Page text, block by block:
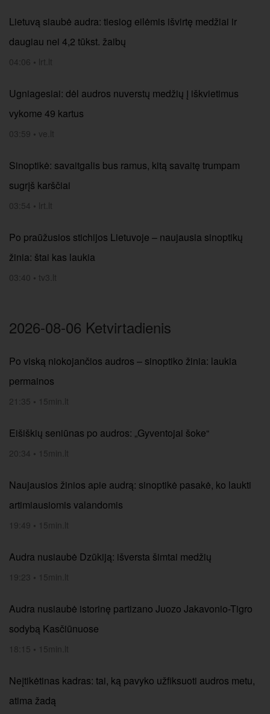
Lietuvą siaubė audra: tiesiog eilėmis išvirtę medžiai ir
daugiau nei 4,2 tūkst. žaibų
04:06 • lrt.lt
Ugniagesiai: dėl audros nuverstų medžių į iškvietimus
vykome 49 kartus
03:59 • ve.lt
Sinoptikė: savaitgalis bus ramus, kitą savaitę trumpam
sugrįš karščiai
03:54 • lrt.lt
Po praūžusios stichijos Lietuvoje – naujausia sinoptikų
žinia: štai kas laukia
03:40 • tv3.lt
2026-08-06 Ketvirtadienis
Po viską niokojančios audros – sinoptiko žinia: laukia
permainos
21:35 • 15min.lt
Eišiškių seniūnas po audros: „Gyventojai šoke“
20:34 • 15min.lt
Naujausios žinios apie audrą: sinoptikė pasakė, ko laukti
artimiausiomis valandomis
19:49 • 15min.lt
Audra nusiaubė Dzūkiją: išversta šimtai medžių
19:23 • 15min.lt
Audra nusiaubė istorinę partizano Juozo Jakavonio-Tigro
sodybą Kasčiūnuose
18:15 • 15min.lt
Neįtikėtinas kadras: tai, ką pavyko užfiksuoti audros metu,
atima žadą